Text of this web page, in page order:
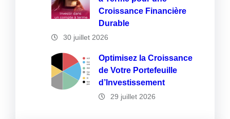
Croissance Financière
Durable
30 juillet 2026
Optimisez la Croissance
de Votre Portefeuille
d’Investissement
29 juillet 2026